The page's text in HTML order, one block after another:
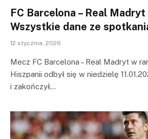
FC Barcelona – Real
Wszystkie dane ze
12 stycznia, 2026
Mecz FC Barcelona – Real Madryt w
Hiszpanii odbył się w niedzielę
i zakończył…